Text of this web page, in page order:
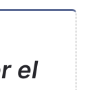
el